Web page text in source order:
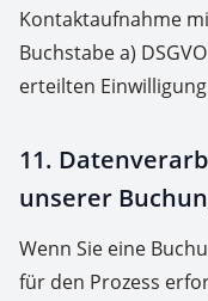
Kontaktaufnahme
Buchstabe a)
erteilten
11.
unserer
Wenn Sie eine
für den Prozess